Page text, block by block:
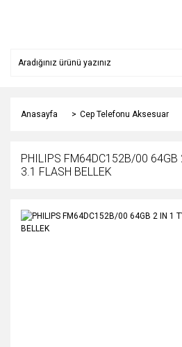
Anasayfa Cep Telefonu Aksesuar
PHILIPS FM64DC152B/00 64GB
3.1 FLASH BELLEK